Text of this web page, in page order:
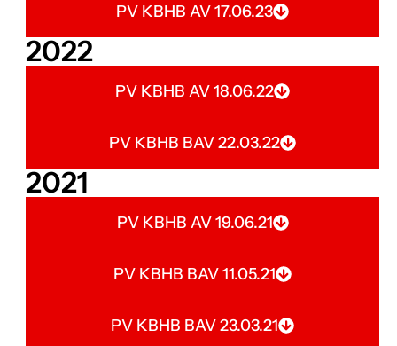
PV KBHB AV 17.06.23
2022
PV KBHB AV 18.06.22
PV KBHB BAV 22.03.22
2021
PV KBHB AV 19.06.21
PV KBHB BAV 11.05.21
PV KBHB BAV 23.03.21